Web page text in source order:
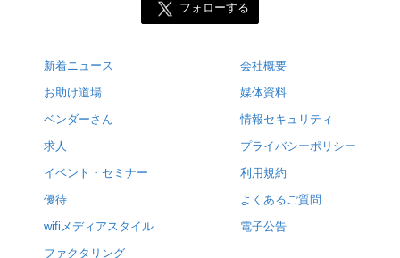
フォローする
新着ニュース
お助け道場
ベンダーさん
求人
イベント・セミナー
優待
wifiメディアスタイル
ファクタリング
会社概要
媒体資料
情報セキュリティ
プライバシーポリシー
利用規約
よくあるご質問
電子公告